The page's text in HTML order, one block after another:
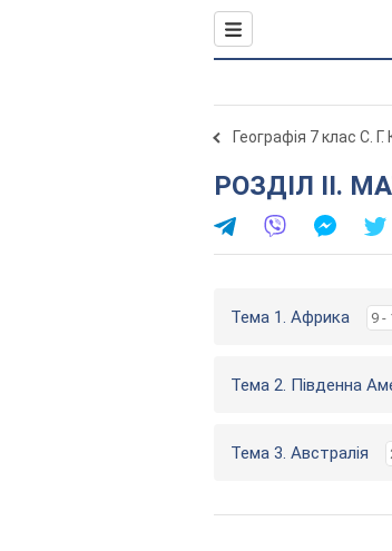
Географія 7 клас С.
РОЗДІЛ II.
Тема 1. Африка 9 -
Тема 2. Південна
Тема 3. Австралія